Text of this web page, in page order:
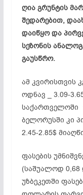
ღია გრუნტის
შედარებით,
დაიწყო და
სეზონის
გაუსწრო.
ამ კვირისთვის
ოდნავ _ 3.09-
საქართველოში
ბელორუსში კი
2.45-2.85$
ფასების
(საშუალოდ
უზბეკეთში